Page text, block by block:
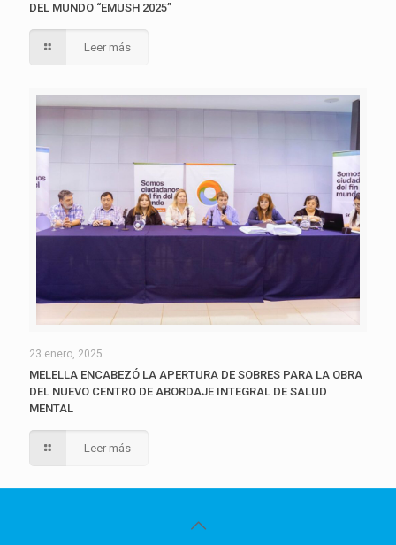
DEL MUNDO “EMUSH 2025”
Leer más
23 enero, 2025
MELELLA ENCABEZÓ LA APERTURA DE SOBRES PARA LA OBRA
DEL NUEVO CENTRO DE ABORDAJE INTEGRAL DE SALUD
MENTAL
Leer más